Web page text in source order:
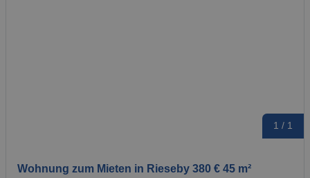
1 / 1
Wohnung zum Mieten in Rieseby 380 € 45 m²